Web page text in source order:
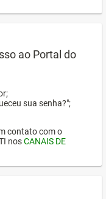
ao Portal do
sua senha?";
contato com o
nosCANAIS DE